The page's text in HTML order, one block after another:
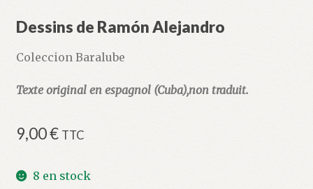
Dessins de Ramón Alejandro
Coleccion Baralube
Texte original en espagnol (Cuba),non traduit.
9,00€ TTC
8 en stock